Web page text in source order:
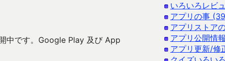
中です。Google Play 及び App
いろいろレビ
アプリの事
アプリストア
アプリ公開情
アプリ更新/修